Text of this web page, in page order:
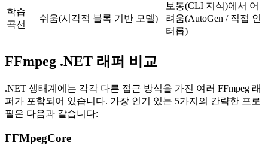
학습
곡선
쉬움(시각적 블록 기반 모델)
보통(CLI 지식)에서 어
려움(AutoGen / 직접 인
터롭)
FFmpeg .NET 래퍼 비교
.NET 생태계에는 각각 다른 접근 방식을 가진 여러 FFmpeg 래
퍼가 포함되어 있습니다. 가장 인기 있는 5가지의 간략한 프로
필은 다음과 같습니다:
FFMpegCore